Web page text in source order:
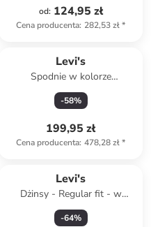
od: 124,95 zł
Cena producenta: 282,53 zł*
Levi's
Spodnie w kolorze
karmelowym
-58%
199,95 zł
Cena producenta: 478,28 zł*
Levi's
Dżinsy - Regular fit - w
kolorze granatowym
-64%